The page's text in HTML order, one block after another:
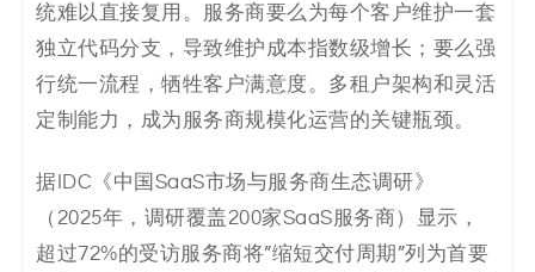
统难以直接复用。服务商要么为每个客户维护一套
独立代码分支，导致维护成本指数级增长；要么强
行统一流程，牺牲客户满意度。多租户架构和灵活
定制能力，成为服务商规模化运营的关键瓶颈。
据IDC《中国SaaS市场与服务商生态调研》
（2025年，调研覆盖200家SaaS服务商）显示，
超过72%的受访服务商将”缩短交付周期”列为首要